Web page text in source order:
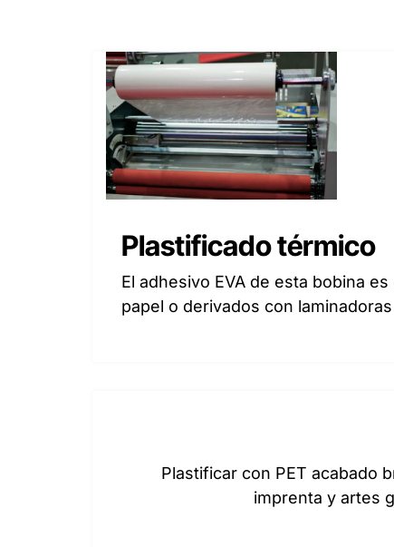
Plastificado térmico
El adhesivo EVA de esta bobina
papel o derivados con
Plastificar con PET acabado
imprenta y artes